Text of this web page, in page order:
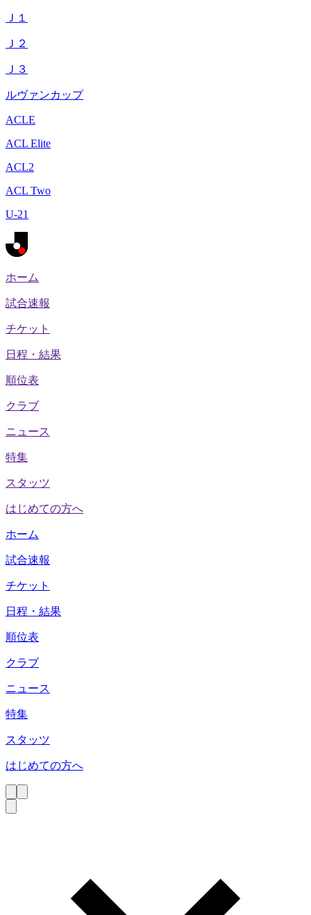
Ｊ１
Ｊ２
Ｊ３
ルヴァンカップ
ACLE
ACL Elite
ACL2
ACL Two
U-21
ホーム
試合速報
チケット
日程・結果
順位表
クラブ
ニュース
特集
スタッツ
はじめての方へ
ホーム
試合速報
チケット
日程・結果
順位表
クラブ
ニュース
特集
スタッツ
はじめての方へ